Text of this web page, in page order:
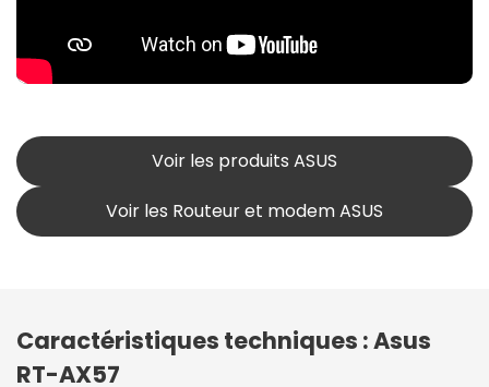
Voir les produits ASUS
Voir les Routeur et modem ASUS
Caractéristiques techniques : Asus
RT-AX57